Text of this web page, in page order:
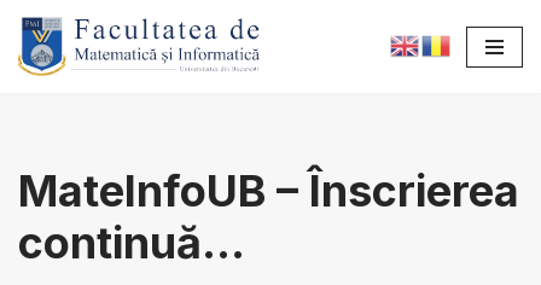
Sari
MateInfoUB – Înscrierea
continuă…